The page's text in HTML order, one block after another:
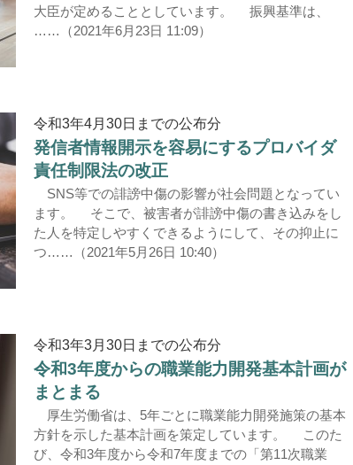
大臣が定めることとしています。 振興基準は、
……（2021年6月23日 11:09）
令和3年4月30日までの公布分
発信者情報開示を容易にするプロバイダ
責任制限法の改正
SNS等での誹謗中傷の影響が社会問題となってい
ます。 そこで、被害者が誹謗中傷の書き込みをし
た人を特定しやすくできるようにして、その抑止に
つ……（2021年5月26日 10:40）
令和3年3月30日までの公布分
令和3年度からの職業能力開発基本計画が
まとまる
厚生労働省は、5年ごとに職業能力開発施策の基本
方針を示した基本計画を策定しています。 このた
び、令和3年度から令和7年度までの「第11次職業